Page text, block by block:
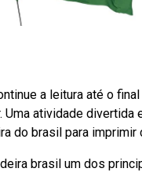
a leitura até o
atividade divertida
do brasil para imprimir
brasil um dos